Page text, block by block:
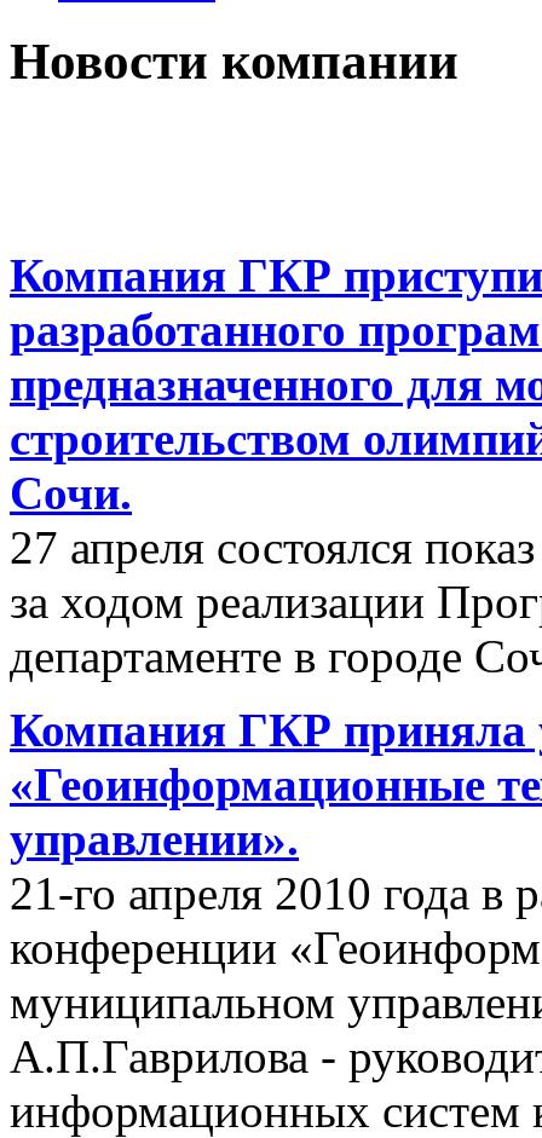
Новости компании
Компания ГКР
разработанного
предназначенного для
строительством
Сочи.
27 апреля состоялся
за ходом реализации
департаменте в городе
Компания ГКР приняла
«Геоинформационные
управлении».
21-го апреля 2010 года в
конференции
муниципальном
А.П.Гаврилова -
информационных систем